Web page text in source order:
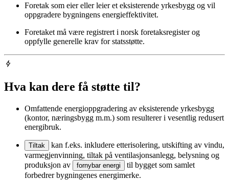
Foretak som eier eller leier et eksisterende yrkesbygg og vil
oppgradere bygningens energieffektivitet.
Foretaket må være registrert i norsk foretaksregister og
oppfylle generelle krav for statsstøtte.
Hva kan dere få støtte til?
Omfattende energioppgradering av eksisterende yrkesbygg
(kontor, næringsbygg m.m.) som resulterer i vesentlig redusert
energibruk.
Tiltak
kan f.eks. inkludere etterisolering, utskifting av vindu,
varmegjenvinning, tiltak på ventilasjonsanlegg, belysning og
produksjon av
fornybar energi
til bygget som samlet
forbedrer bygningenes energimerke.